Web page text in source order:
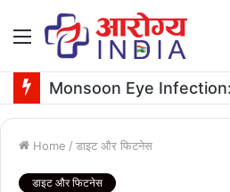
Menu
Home / डाइट और फिटनेस
डाइट और फिटनेस